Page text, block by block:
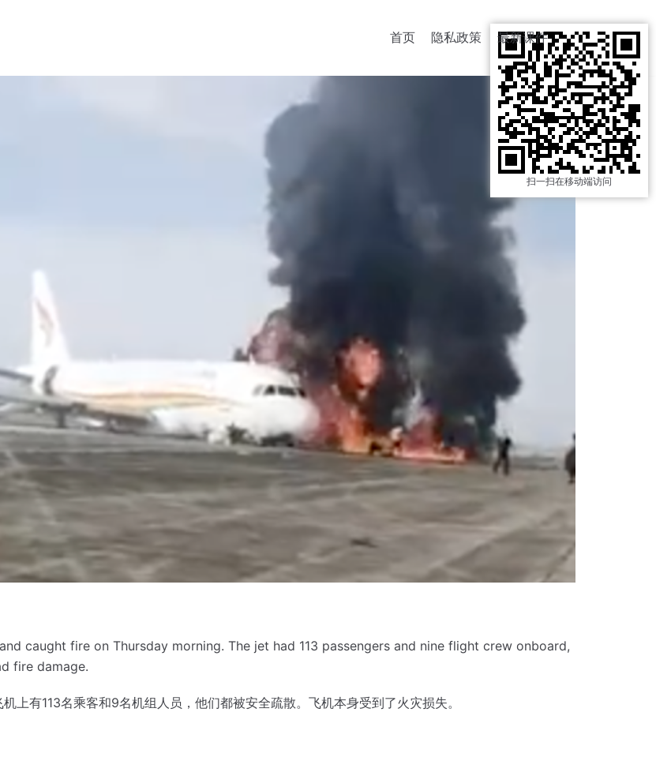
首页 隐私政策 最新课件
caught fire on Thursday morning. The jet had 113 passengers and nine flight crew onboard,
fire damage.
上有113名乘客和9名机组人员，他们都被安全疏散。 飞机本身受到了火灾损失。
扫一扫在移动端访问